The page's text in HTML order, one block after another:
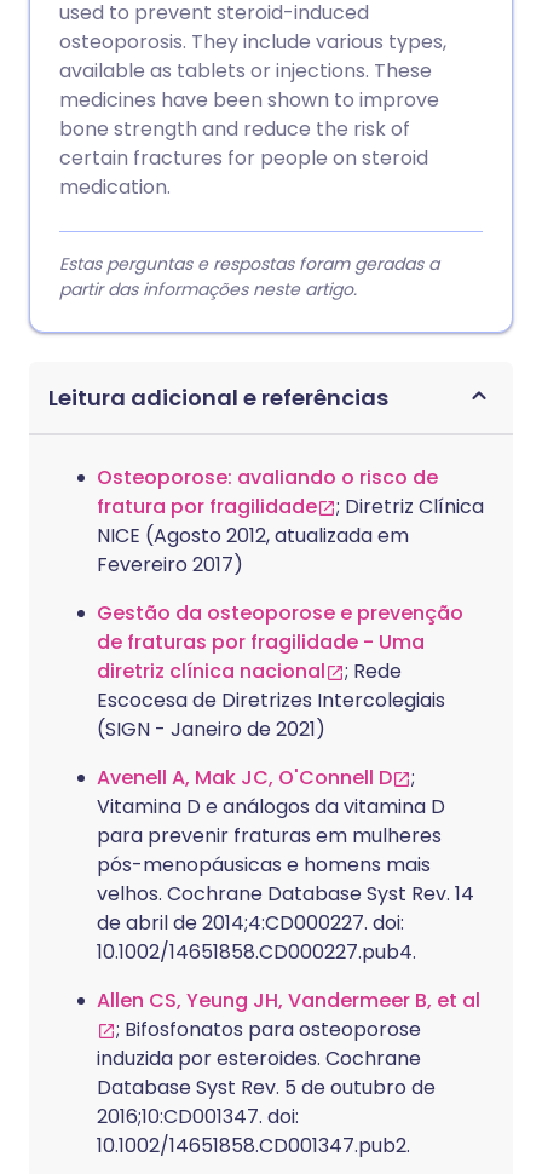
used to prevent steroid-induced
osteoporosis. They include various types,
available as tablets or injections. These
medicines have been shown to improve
bone strength and reduce the risk of
certain fractures for people on steroid
medication.
Estas perguntas e respostas foram geradas a
partir das informações neste artigo.
Leitura adicional e referências
Osteoporose: avaliando o risco de
fratura por fragilidade
; Diretriz Clínica
NICE (Agosto 2012, atualizada em
Fevereiro 2017)
Gestão da osteoporose e prevenção
de fraturas por fragilidade - Uma
diretriz clínica nacional
; Rede
Escocesa de Diretrizes Intercolegiais
(SIGN - Janeiro de 2021)
Avenell A, Mak JC, O'Connell D
;
Vitamina D e análogos da vitamina D
para prevenir fraturas em mulheres
pós-menopáusicas e homens mais
velhos. Cochrane Database Syst Rev. 14
de abril de 2014;4:CD000227. doi:
10.1002/14651858.CD000227.pub4.
Allen CS, Yeung JH, Vandermeer B, et al
; Bifosfonatos para osteoporose
induzida por esteroides. Cochrane
Database Syst Rev. 5 de outubro de
2016;10:CD001347. doi:
10.1002/14651858.CD001347.pub2.